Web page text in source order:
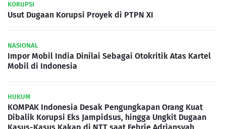
KORUPSI
Usut Dugaan Korupsi Proyek di PTPN XI
NASIONAL
Impor Mobil India Dinilai Sebagai Otokritik Atas Kartel
Mobil di Indonesia
HUKUM
KOMPAK Indonesia Desak Pengungkapan Orang Kuat
Dibalik Korupsi Eks Jampidsus, hingga Ungkit Dugaan